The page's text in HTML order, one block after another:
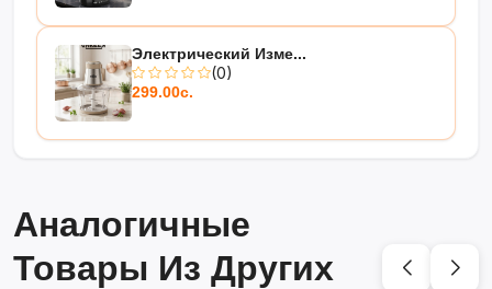
Электрический Изме...
(0)
299.00с.
Аналогичные
Товары Из Других